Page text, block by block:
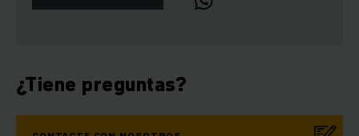
¿Tiene preguntas?